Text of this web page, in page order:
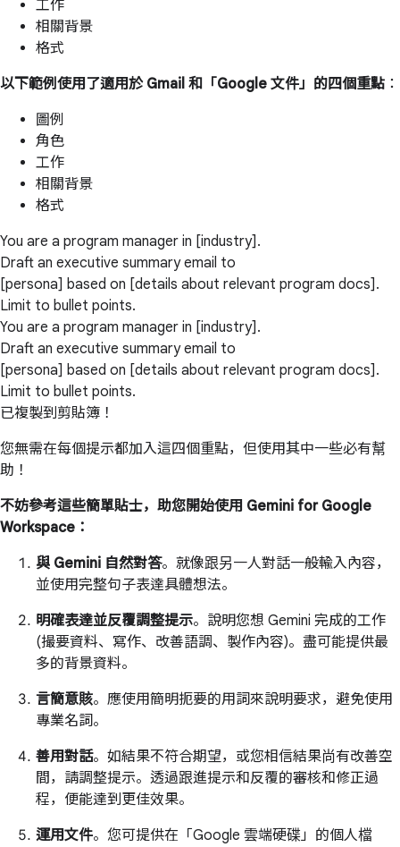
工作
相關背景
格式
以下範例使用了適用於 Gmail 和「Google 文件」的四個重點 ：
圖例
角色
工作
相關背景
格式
You are a program manager in [industry].
Draft an executive summary email to
[persona] based on [details about relevant program docs].
Limit to bullet points.
You are a program manager in [industry].
Draft an executive summary email to
[persona] based on [details about relevant program docs].
Limit to bullet points.
已複製到剪貼簿！
您無需在每個提示都加入這四個重點，但使用其中一些必有幫
助！
不妨參考這些簡單貼士，助您開始使用 Gemini for Google
Workspace：
與 Gemini 自然對答。就像跟另一人對話一般輸入內容，
並使用完整句子表達具體想法。
明確表達並反覆調整提示。說明您想 Gemini 完成的工作
(撮要資料、寫作、改善語調、製作內容)。盡可能提供最
多的背景資料。
言簡意賅。應使用簡明扼要的用詞來說明要求，避免使用
專業名詞。
善用對話。如結果不符合期望，或您相信結果尚有改善空
間，請調整提示。透過跟進提示和反覆的審核和修正過
程，便能達到更佳效果。
運用文件。您可提供在「Google 雲端硬碟」的個人檔